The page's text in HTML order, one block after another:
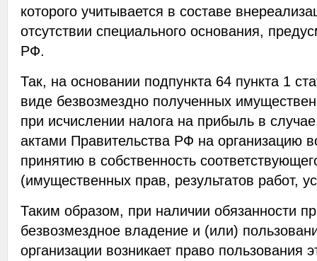
которого учитывается в составе
отсутствии специального основания,
РФ.
Так, на основании подпункта 64 пункта 1
виде безвозмездно полученных
при исчислении налога на прибыль в
актами Правительства РФ на организацию
принятию в собственность
(имущественных прав, результатов работ,
Таким образом, при наличии обязанности
безвозмездное владение и (или)
организации возникает право